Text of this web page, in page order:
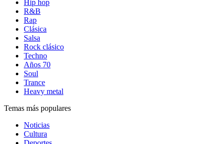
Hip hop
R&B
Rap
Clásica
Salsa
Rock clásico
Techno
Años 70
Soul
Trance
Heavy metal
Temas más populares
Noticias
Cultura